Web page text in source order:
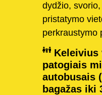
dydžio,
pristatymo
perkraustymo
Keleivius
patogiais
autobusais
bagažas iki